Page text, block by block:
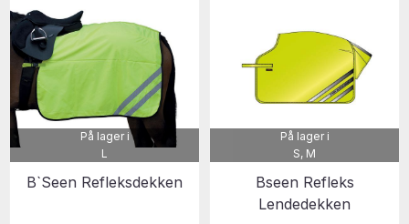
På lager i
L
B`Seen Refleksdekken
På lager i
S, M
Bseen Refleks
Lendedekken